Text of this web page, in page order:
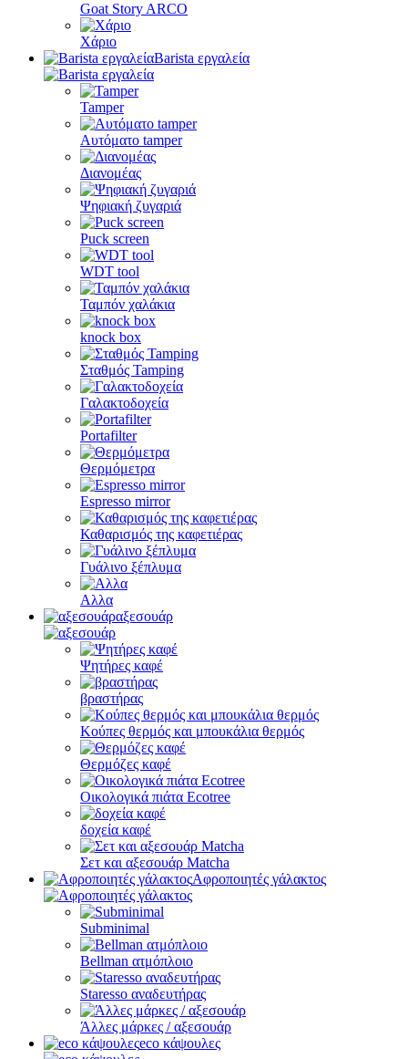
Goat Story ARCO
Χάριο
Barista εργαλεία
Tamper
Αυτόματο tamper
Διανομέας
Ψηφιακή ζυγαριά
Puck screen
WDT tool
Ταμπόν χαλάκια
knock box
Σταθμός Tamping
Γαλακτοδοχεία
Portafilter
Θερμόμετρα
Espresso mirror
Καθαρισμός της καφετιέρας
Γυάλινο ξέπλυμα
Αλλα
αξεσουάρ
Ψητήρες καφέ
βραστήρας
Κούπες θερμός και μπουκάλια θερμός
Θερμόζες καφέ
Οικολογικά πιάτα Ecotree
δοχεία καφέ
Σετ και αξεσουάρ Matcha
Αφροποιητές γάλακτος
Subminimal
Bellman ατμόπλοιο
Staresso αναδευτήρας
Άλλες μάρκες / αξεσουάρ
eco κάψουλες